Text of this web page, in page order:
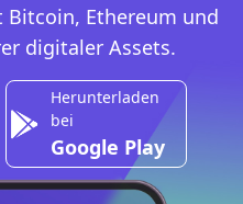
Bitcoin, Ethereum und
digitaler Assets.
Herunterladen
bei
Google Play